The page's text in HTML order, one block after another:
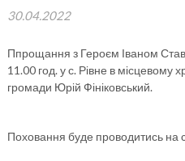
30.04.2022
Ппрощання з Героєм Іваном
11.00 год. у с. Рівне в місцевому
громади Юрій Фініковський.
Поховання буде проводитись на